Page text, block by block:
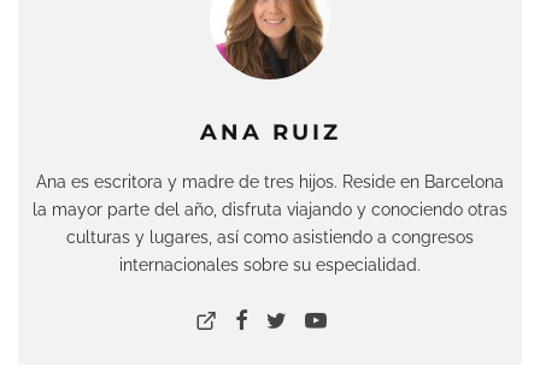
ANA RUIZ
Ana es escritora y madre de tres hijos. Reside en Barcelona
la mayor parte del año, disfruta viajando y conociendo otras
culturas y lugares, así como asistiendo a congresos
internacionales sobre su especialidad.